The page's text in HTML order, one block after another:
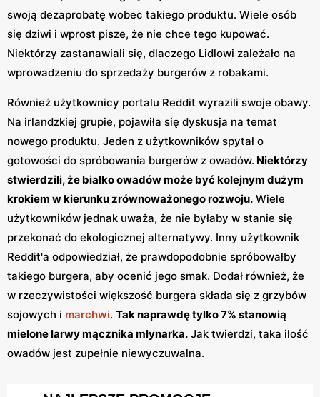
swoją dezaprobatę wobec takiego produktu. Wiele osób
się dziwi i wprost pisze, że nie chce tego kupować.
Niektórzy zastanawiali się, dlaczego Lidlowi zależało na
wprowadzeniu do sprzedaży burgerów z robakami.
Również użytkownicy portalu Reddit wyrazili swoje obawy.
Na irlandzkiej grupie, pojawiła się dyskusja na temat
nowego produktu. Jeden z użytkowników spytał o
gotowości do spróbowania burgerów z owadów. Niektórzy
stwierdzili, że białko owadów może być kolejnym dużym
krokiem w kierunku zrównoważonego rozwoju. Wiele
użytkowników jednak uważa, że nie byłaby w stanie się
przekonać do ekologicznej alternatywy. Inny użytkownik
Reddit'a odpowiedział, że prawdopodobnie spróbowałby
takiego burgera, aby ocenić jego smak. Dodał również, że
w rzeczywistości większość burgera składa się z grzybów
sojowych i marchwi. Tak naprawdę tylko 7% stanowią
mielone larwy mącznika młynarka. Jak twierdzi, taka ilość
owadów jest zupełnie niewyczuwalna.